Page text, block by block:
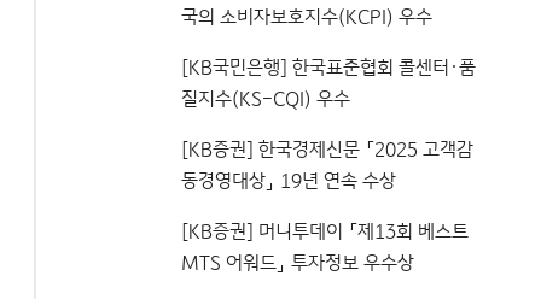
국의 소비자보호지수(KCPI) 우수
[KB국민은행] 한국표준협회 콜센터·품
질지수(KS-CQI) 우수
[KB증권] 한국경제신문 「2025 고객감
동경영대상」 19년 연속 수상
[KB증권] 머니투데이 「제13회 베스트
MTS 어워드」 투자정보 우수상